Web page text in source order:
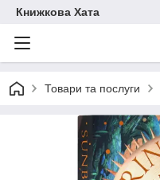
Книжкова Хата
Товари та послуги